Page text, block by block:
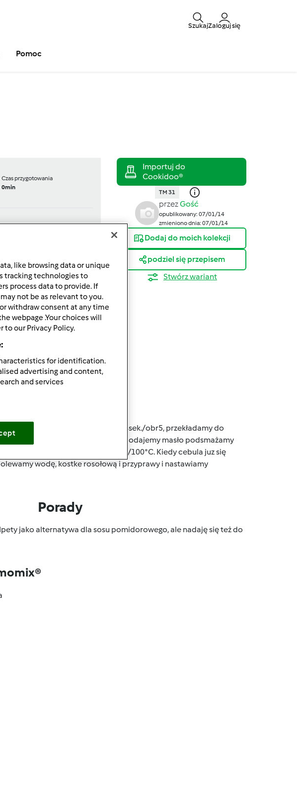
SzukajZaloguj się
Pomoc
Czas przygotowania
0min
porcja/porcje/porcji
0porcja/porcje/porcji
Poziom
TM 31
przezGość
opublikowany: 07/01/14
zmieniono dnia: 07/01/14
Dodaj do moich kolekcji
podziel się przepisem
Stwórz wariant
na mniejsze kawałki i siekamy 4sek./obr5, przekładamy do
cebulę i siekamy 3sek/obr5, dodajemy masło podsmażamy
cukier i dusimy jeszcze 2min/obr1/100*C. Kiedy cebula juz się
wodę, kostke rosołową i przyprawy i nastawiamy
Porady
jako alternatywa dla sosu pomidorowego, ale nadaję się też do
like browsing data or unique
tracking technologies to
process data to provide. If
not be as relevant to you.
withdraw consent at any time
webpage .Your choices will
to our Privacy Policy.
for identification.
advertising and content,
and services